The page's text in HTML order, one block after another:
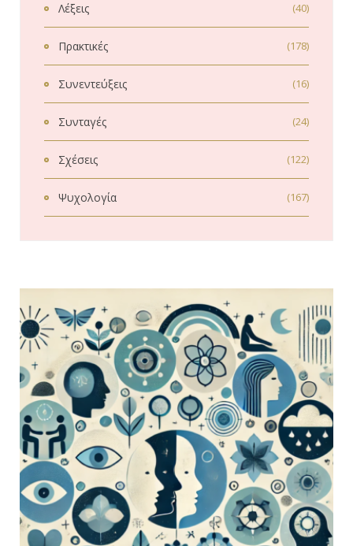
Λέξεις (40)
Πρακτικές (178)
Συνεντεύξεις (16)
Συνταγές (24)
Σχέσεις (122)
Ψυχολογία (167)